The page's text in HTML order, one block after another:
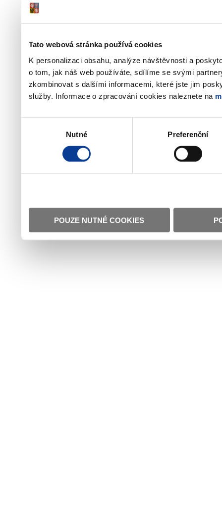
Tato webová stránka používá cookies
K personalizaci obsahu, analýze návštěvnosti a
o tom, jak náš web používáte, sdílíme se svými
zkombinovat s dalšími informacemi, které jste jim
služby. Informace o zpracování cookies naleznete na
Nutné Preferenční
POUZE NUTNÉ COOKIES